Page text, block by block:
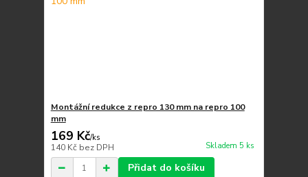
Montážní redukce z repro 130 mm na repro 100
mm
169 Kč/ks
140 Kč bez DPH Skladem 5 ks
Přidat do košíku